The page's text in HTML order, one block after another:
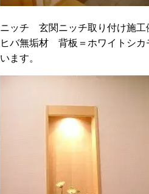
ニッチ 玄関ニッチ取り付け施
ヒバ無垢材 背板＝ホワイトシカ
います。